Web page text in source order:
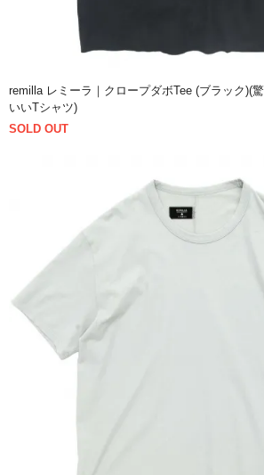
remilla レミーラ｜クロープダボTee (ブラック)(
いいTシャツ)
SOLD OUT